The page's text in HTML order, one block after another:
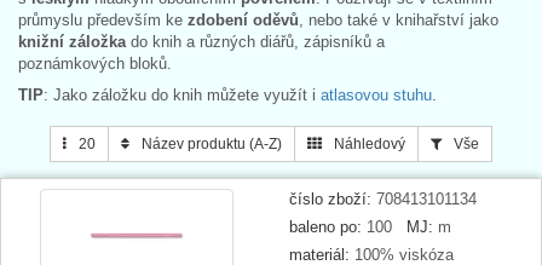
průmyslu především ke zdobení oděvů , nebo také v knihařství jako
knižní záložka do knih a různých diářů, zápisníků a
poznámkových bloků.
TIP: Jako záložku do knih můžete využít i atlasovou stuhu
20 Název produktu (A-Z) Náhledový Vše
číslo zboží: 708413101134
baleno po: 100 MJ: m
materiál: 100% viskóza